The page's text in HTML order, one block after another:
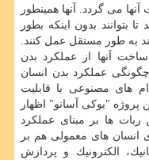
می گردد. آنها همینطور
تا بتوانند بدون اینكه بطور
به طور مستقل عمل كنند.
آنها از عملكرد بدن
عملكرد بدن انسان
های مصنوعی با قابلیت
"یوكی آسانو" اظهار
ها بر مبنای عملكرد
انسان های معمولی هم بر
الكترونیك و پردازش